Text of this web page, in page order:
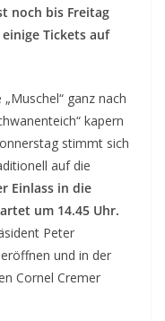
noch bis Freitag
Tickets auf
ganz nach
kapern
stimmt sich
auf die
Einlass in die
um 14.45 Uhr.
Peter
und in der
Cornel Cremer